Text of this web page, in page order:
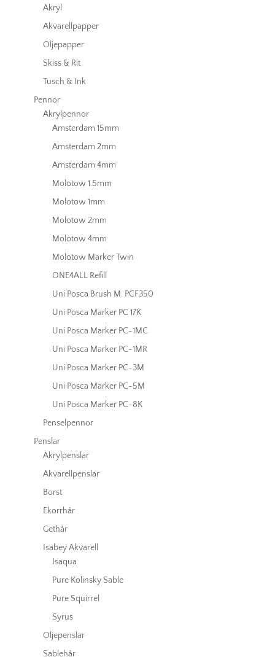
Akryl
Akvarellpapper
Oljepapper
Skiss & Rit
Tusch & Ink
Pennor
Akrylpennor
Amsterdam 15mm
Amsterdam 2mm
Amsterdam 4mm
Molotow 1.5mm
Molotow 1mm
Molotow 2mm
Molotow 4mm
Molotow Marker Twin
ONE4ALL Refill
Uni Posca Brush M. PCF350
Uni Posca Marker PC 17K
Uni Posca Marker PC-1MC
Uni Posca Marker PC-1MR
Uni Posca Marker PC-3M
Uni Posca Marker PC-5M
Uni Posca Marker PC-8K
Penselpennor
Penslar
Akrylpenslar
Akvarellpenslar
Borst
Ekorrhår
Gethår
Isabey Akvarell
Isaqua
Pure Kolinsky Sable
Pure Squirrel
Syrus
Oljepenslar
Sablehår